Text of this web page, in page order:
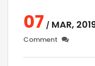
07 / MAR,
Comment